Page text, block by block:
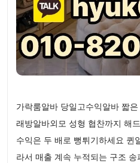
가락룸알바 당일고수익알바 짧
래방알바외모 성형 협찬까지 해
수익은 두 배로 뻥튀기하세요 퀸
라서 매출 계속 누적되는 구조